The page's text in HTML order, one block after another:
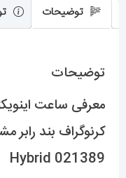
Hybrid
021389
توضیحات
توضیحات
معرفی ساعت
Hybrid 021389